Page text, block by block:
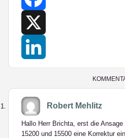
Facebook
Robert Mehlitz
Hallo Herr Brichta, erst die
15200 und 15500 eine Korrektur